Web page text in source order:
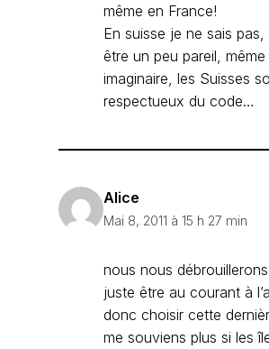
même en France!
En suisse je ne sais
être un peu pareil,
imaginaire, les Suisses
respectueux du code…
Alice
Mai 8, 2011 à 15 h 27 min
nous nous
juste être au courant à
donc choisir cette
me souviens plus si les